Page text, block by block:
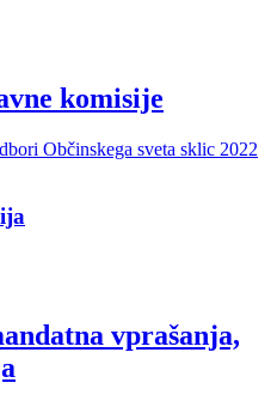
komisije
Občinskega sveta sklic 2022
vprašanja,